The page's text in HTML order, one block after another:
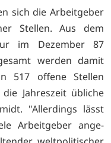
sich die Arbeitgeber
Stellen. Aus dem
im Dezember 87
werden damit
517 offene Stellen
Jahreszeit übliche
"Allerdings lässt
Arbeitgeber ange-